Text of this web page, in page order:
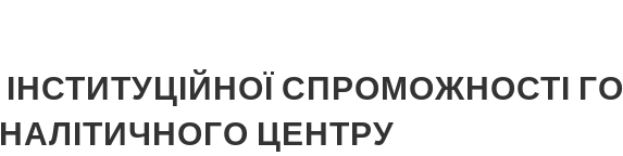
СПРОМОЖНОСТІ ГО
ЦЕНТРУ